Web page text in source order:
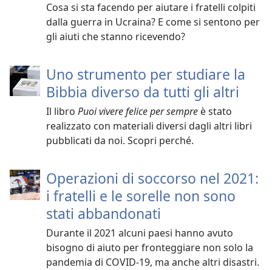
Cosa si sta facendo per aiutare i fratelli colpiti
dalla guerra in Ucraina? E come si sentono per
gli aiuti che stanno ricevendo?
Uno strumento per studiare la
Bibbia diverso da tutti gli altri
Il libro Puoi vivere felice per sempre è stato
realizzato con materiali diversi dagli altri libri
pubblicati da noi. Scopri perché.
Operazioni di soccorso nel 2021:
i fratelli e le sorelle non sono
stati abbandonati
Durante il 2021 alcuni paesi hanno avuto
bisogno di aiuto per fronteggiare non solo la
pandemia di COVID-19, ma anche altri disastri.